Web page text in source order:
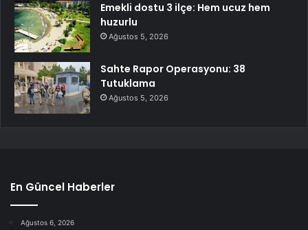
Emekli dostu 3 ilçe: Hem ucuz hem
huzurlu
Ağustos 5, 2026
Sahte Rapor Operasyonu: 38
Tutuklama
Ağustos 5, 2026
En Güncel Haberler
Ağustos 6, 2026